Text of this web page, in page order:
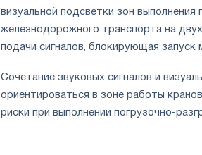
визуальной подсветки зон выполнения
железнодорожного транспорта на
подачи сигналов, блокирующая запуск
Сочетание звуковых сигналов и
ориентироваться в зоне работы
риски при выполнении погрузочно-